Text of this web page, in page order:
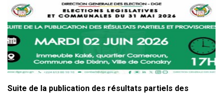
Suite de la publication des résultats partiels des